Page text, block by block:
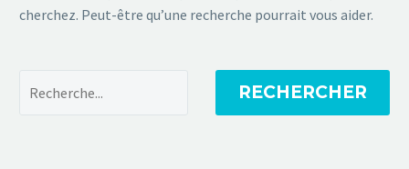
cherchez. Peut-être qu’une recherche pourrait vous aider.
RECHERCHER